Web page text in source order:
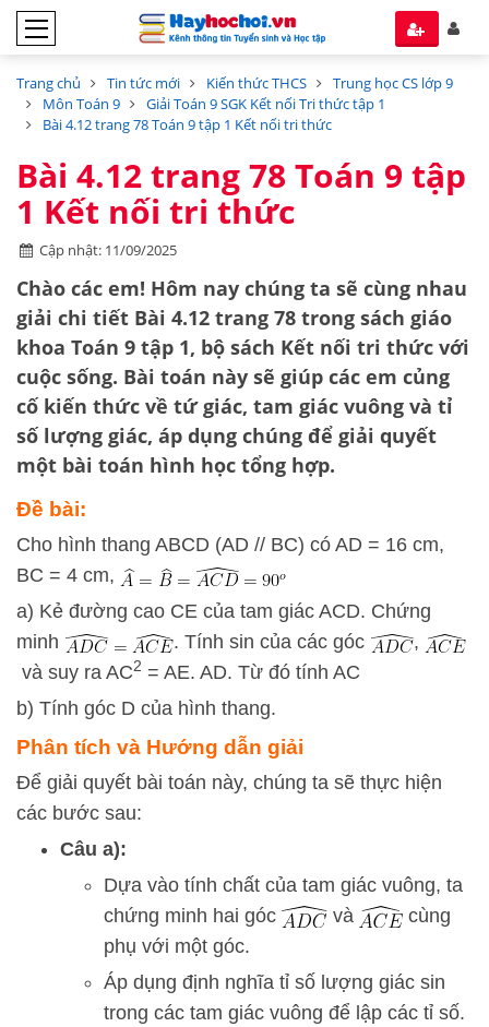
Trang chủ Tin tức mới Kiến thức THCS
Trung học CS lớp 9
Môn Toán 9
Giải Toán 9 SGK Kết nối Tri thức tập 1
Bài 4.12 trang 78 Toán 9 tập 1 Kết nối tri thức
Bài 4.12 trang 78 Toán 9 tập
1 Kết nối tri thức
Cập nhật: 11/09/2025
Chào các em! Hôm nay chúng ta sẽ cùng nhau
giải chi tiết Bài 4.12 trang 78 trong sách giáo
khoa Toán 9 tập 1, bộ sách Kết nối tri thức với
cuộc sống. Bài toán này sẽ giúp các em củng
cố kiến thức về tứ giác, tam giác vuông và tỉ
số lượng giác, áp dụng chúng để giải quyết
một bài toán hình học tổng hợp.
Đề bài:
Cho hình thang ABCD (AD // BC) có AD = 16 cm,
BC = 4 cm,
a) Kẻ đường cao CE của tam giác ACD. Chứng
minh
. Tính sin của các góc
,
và suy ra AC2 = AE. AD. Từ đó tính AC
b) Tính góc D của hình thang.
Phân tích và Hướng dẫn giải
Để giải quyết bài toán này, chúng ta sẽ thực hiện
các bước sau:
Câu a):
Dựa vào tính chất của tam giác vuông, ta
chứng minh hai góc
và
cùng
phụ với một góc.
Áp dụng định nghĩa tỉ số lượng giác sin
trong các tam giác vuông để lập các tỉ số.